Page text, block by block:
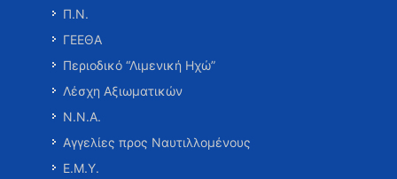
Π.Ν.
ΓΕΕΘΑ
Περιοδικό “Λιμενική Ηχώ”
Λέσχη Αξιωματικών
Ν.Ν.Α.
Αγγελίες προς Ναυτιλλομένους
Ε.Μ.Υ.